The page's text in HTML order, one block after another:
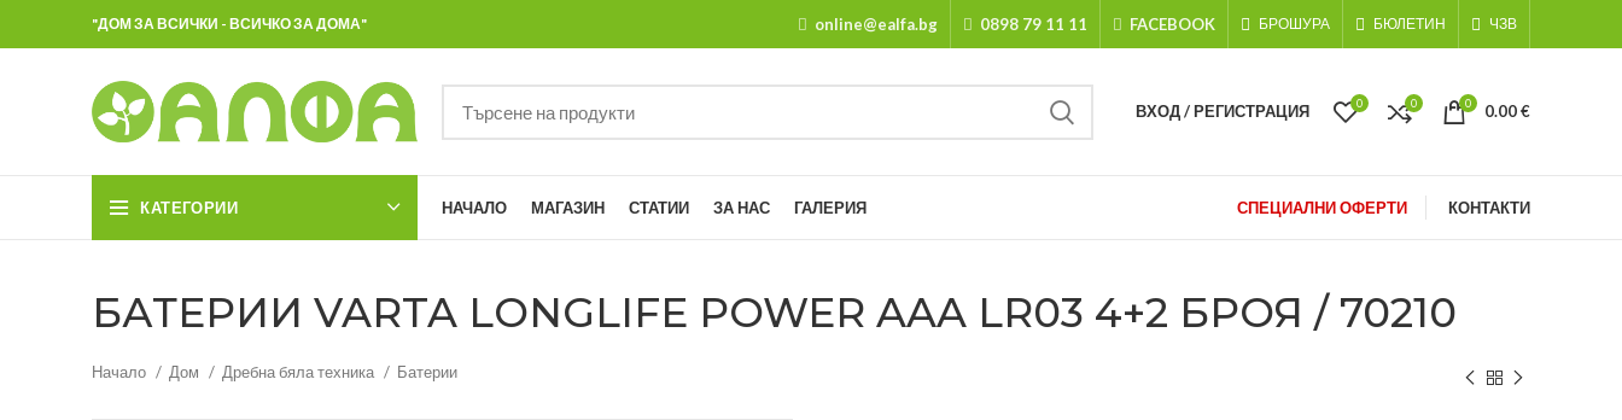
"ДОМ ЗА ВСИЧКИ - ВСИЧКО ЗА ДОМА" online@ealfa.bg 0898 79 11 11 FACEBOOK БРОШУРА БЮЛЕТИН ЧЗВ
ВХОД / РЕГИСТРАЦИЯ 0 0 0 0.00€
КАТЕГОРИИ НАЧАЛО МАГАЗИН СТАТИИ ЗА НАС ГАЛЕРИЯ СПЕЦИАЛНИ ОФЕРТИ КОНТАКТИ
БАТЕРИИ VARTA LONGLIFE POWER AAA LR03 4+2 БРОЯ / 70210
Начало Дом Дребна бяла техника Батерии